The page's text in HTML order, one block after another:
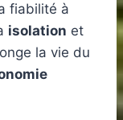
fiabilité à
isolation et
la vie du